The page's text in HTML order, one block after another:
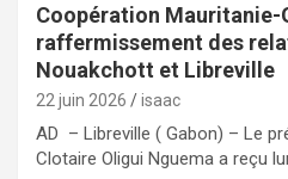
Coopération Mauritanie-
raffermissement des
Nouakchott et Libreville
22 juin 2026 isaac
AD – Libreville ( Gabon) – Le
Clotaire Oligui Nguema a reçu